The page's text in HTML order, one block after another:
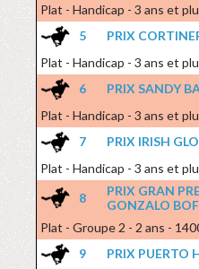
Plat - Handicap - 3 ans et
5
PRIX
Plat - Handicap - 3 ans et
6
PRIX SANDY
Plat - Handicap - 3 ans et
7
PRIX IRISH
Plat - Handicap - 3 ans et
8
PRIX GRAN
GONZALO
Plat - Groupe 2 - 2 ans -
9
PRIX PUERTO